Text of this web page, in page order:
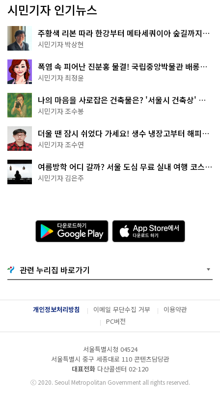
시민기자 인기뉴스
주황색 리본 따라 한강부터 메타세쿼이아 숲길까지…
서울둘레길 15코스
시민기자 박상현
폭염 속 피어난 진분홍 물결! 국립중앙박물관 배롱나
무 명소
시민기자 최정윤
나의 마음을 사로잡은 건축물은? '서울시 건축상' 수
상작 공개!
시민기자 조수봉
더울 땐 잠시 쉬었다 가세요! 생수 냉장고부터 해피소
·무더위쉼터까지
시민기자 조수연
여름방학 어디 갈까? 서울 도심 무료 실내 여행 코스
추천
시민기자 김은주
다
운
로
드
o
o
g
P
l
a
A
p
p
S
서
로
드
하
관련 누리집 바로가기
개인정보처리방침 이메일 무단수집 거부
이용약관
PC버전
서울특별시청 04524
서울특별시 중구 세종대로 110 콘텐츠담당관
대표전화 다산콜센터 02-120
ⓒ2020. Seoul Metropolitan Government all rights reserved.